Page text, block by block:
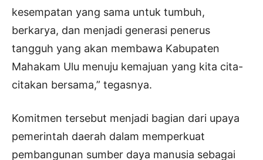
kesempatan yang sama untuk tumbuh,
berkarya, dan menjadi generasi penerus
tangguh yang akan membawa Kabupaten
Mahakam Ulu menuju kemajuan yang kita cita-
citakan bersama,” tegasnya.
Komitmen tersebut menjadi bagian dari upaya
pemerintah daerah dalam memperkuat
pembangunan sumber daya manusia sebagai